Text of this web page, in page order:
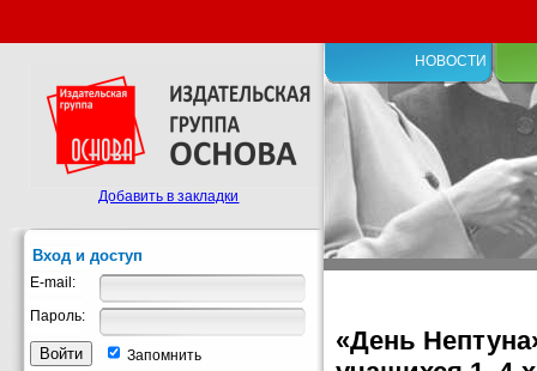
НОВОСТИ
«День
Добавить в закладки
Вход и доступ
E-mail:
Пароль:
Запомнить